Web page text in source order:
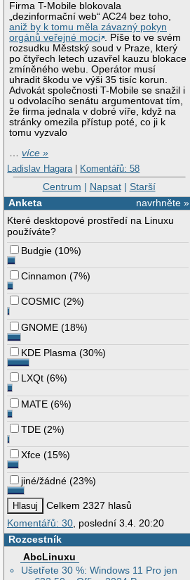
Firma T-Mobile blokovala
„dezinformační web“ AC24 bez toho,
aniž by k tomu měla závazný pokyn
orgánů veřejné moci . Píše to ve svém
rozsudku Městský soud v Praze, který
po čtyřech letech uzavřel kauzu blokace
zmíněného webu. Operátor musí
uhradit škodu ve výši 35 tisíc korun.
Advokát společnosti T-Mobile se snažil i
u odvolacího senátu argumentovat tím,
že firma jednala v dobré víře, když na
stránky omezila přístup poté, co ji k
tomu vyzvalo
…více »
Ladislav Hagara | Komentářů: 58
Centrum | Napsat| Starší
navrhněte »
Anketa
Které desktopové prostředí na Linuxu
používáte?
Budgie (10%)
Cinnamon (7%)
COSMIC (2%)
GNOME (18%)
KDE Plasma (30%)
LXQt (6%)
MATE (6%)
TDE (2%)
Xfce (15%)
jiné/žádné (23%)
Celkem 2327 hlasů
Komentářů: 30, poslední 3.4. 20:20
Rozcestník
AbcLinuxu
Ušetřete 30 %: Windows 11 Pro jen